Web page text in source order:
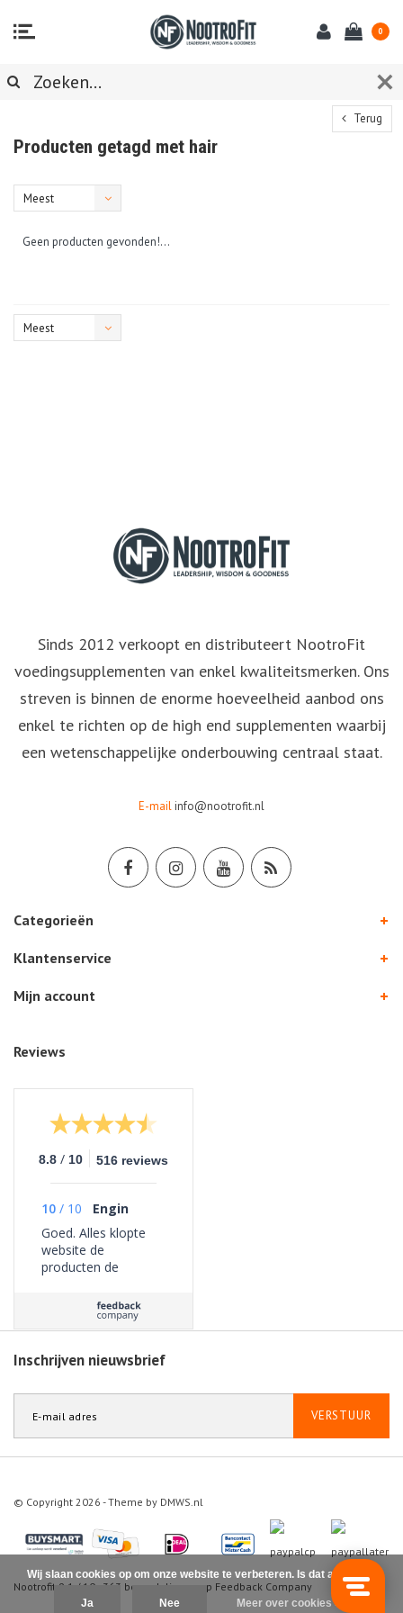
0
Terug
Producten getagd met hair
Meest
Geen producten gevonden!...
Meest
Sinds 2012 verkoopt en distributeert NootroFit
voedingsupplementen van enkel kwaliteitsmerken. Ons
streven is binnen de enorme hoeveelheid aanbod ons
enkel te richten op de high end supplementen waarbij
een wetenschappelijke onderbouwing centraal staat.
E-mailinfo@nootrofit.nl
Categorieën
Klantenservice
Mijn account
Reviews
8.8 / 10 516 reviews
10 / 10
Engin
Goed. Alles klopte
website de
producten de
problemen ervaren.
Inschrijven nieuwsbrief
VERSTUUR
© Copyright 2026 - Theme by DMWS.nl
Nootrofit 9.1 / 10 363 beoordelingen op Feedback Company
Wij slaan cookies op om onze website te verbeteren. Is dat akkoord?
Ja Nee Meer over cookies »